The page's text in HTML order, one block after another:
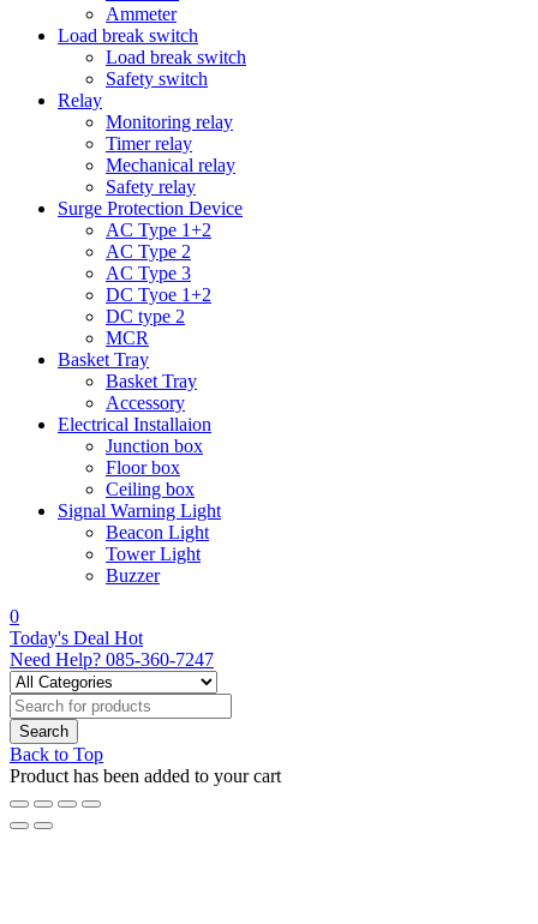
Ammeter
Load break switch
Load break switch
Safety switch
Relay
Monitoring relay
Timer relay
Mechanical relay
Safety relay
Surge Protection Device
AC Type 1+2
AC Type 2
AC Type 3
DC Tyoe 1+2
DC type 2
MCR
Basket Tray
Basket Tray
Accessory
Electrical Installaion
Junction box
Floor box
Ceiling box
Signal Warning Light
Beacon Light
Tower Light
Buzzer
0
Today's Deal Hot
Need Help? 085-360-7247
Back to Top
Product has been added to your cart